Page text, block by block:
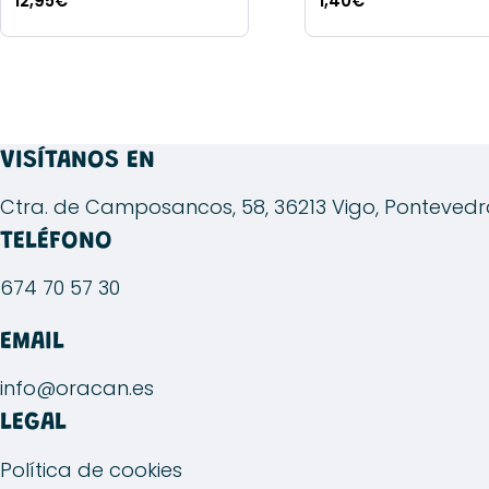
Este
variantes.
opciones
se
elegir
la
página
de
producto
VISÍTANOS EN
Ctra. de Camposancos, 58, 36213 Vigo,
TELÉFONO
674 70 57 30
EMAIL
info@oracan.es
LEGAL
Política de cookies